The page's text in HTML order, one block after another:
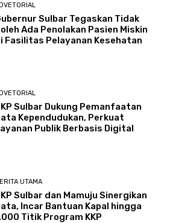
Sulbar Tegaskan Tidak
Ada Penolakan Pasien Miskin
Fasilitas Pelayanan Kesehatan
Sulbar Dukung Pemanfaatan
Kependudukan, Perkuat
Publik Berbasis Digital
UTAMA
Sulbar dan Mamuju Sinergikan
Incar Bantuan Kapal hingga
Titik Program KKP